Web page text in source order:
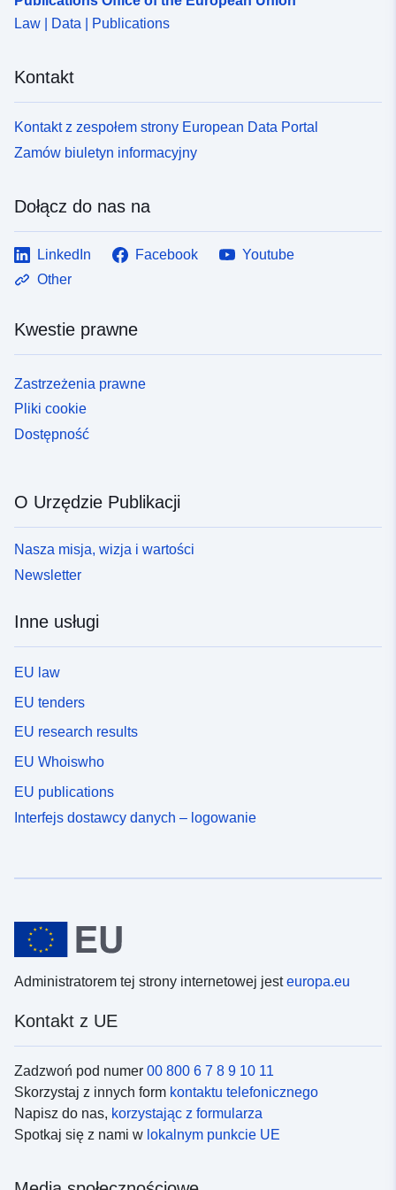
Typ:
Zasób:
http://inspire.ec.europa.eu/
Law | Data | Publications
Kontakt
Kontakt z zespołem strony European Data Portal
Zamów biuletyn informacyjny
Dołącz do nas na
LinkedIn Facebook
Youtube
Other
Kwestie prawne
Zastrzeżenia prawne
Pliki cookie
Dostępność
O Urzędzie Publikacji
Nasza misja, wizja i wartości
Newsletter
Inne usługi
EU law
EU tenders
EU research results
EU Whoiswho
EU publications
Interfejs dostawcy danych – logowanie
Administratorem tej strony internetowej jesteuropa.eu
Kontakt z UE
Zadzwoń pod numer 00 800 6 7 8 9 10 11
Skorzystaj z innych form kontaktu telefonicznego
Napisz do nas, korzystając z formularza
Spotkaj się z nami w lokalnym punkcie UE